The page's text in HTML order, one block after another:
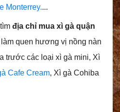
Monterrey....
địa chỉ mua xì gà quận
quen hương vị nồng nàn
trước các loại xì gà mini, Xì
Cafe Cream, Xì gà Cohiba